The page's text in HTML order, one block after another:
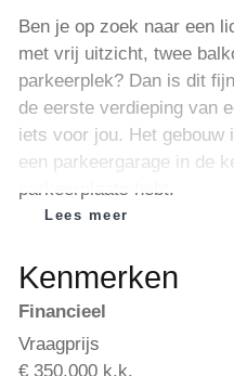
Ben je op zoek naar een
met vrij uitzicht, twee
parkeerplek? Dan is dit
de eerste verdieping van
iets voor jou. Het gebouw
een parkeergarage in de
parkeerplaats hebt.
inbouwapparatuur. Via de
zo het balkon op – een
en te genieten van het
Lees meer
Kenmerken
Financieel
Vraagprijs
€ 350.000 k.k.